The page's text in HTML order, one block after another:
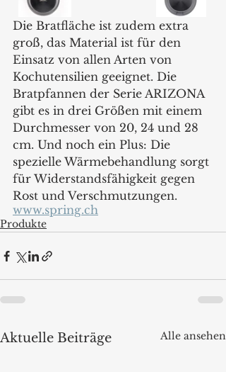
Die Bratfläche ist zudem extra
groß, das Material ist für den
Einsatz von allen Arten von
Kochutensilien geeignet. Die
Bratpfannen der Serie ARIZONA
gibt es in drei Größen mit einem
Durchmesser von 20, 24 und 28
cm. Und noch ein Plus: Die
spezielle Wärmebehandlung sorgt
für Widerstandsfähigkeit gegen
Rost und Verschmutzungen.
www.spring.ch
Produkte
Aktuelle Beiträge Alle ansehen